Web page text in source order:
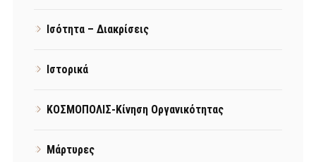
Ισότητα – Διακρίσεις
Ιστορικά
ΚΟΣΜΟΠΟΛΙΣ-Κίνηση Οργανικότητας
Μάρτυρες